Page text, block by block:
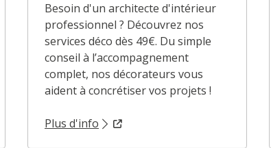
Besoin d'un architecte d'intérieur
professionnel ? Découvrez nos
services déco dès 49€. Du simple
conseil à l’accompagnement
complet, nos décorateurs vous
aident à concrétiser vos projets !
Plus d'info